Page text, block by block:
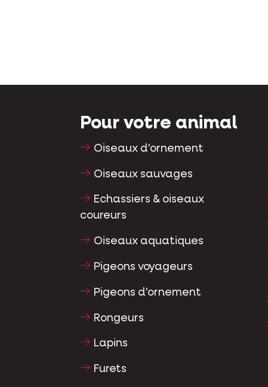
Pour votre animal
Oiseaux d'ornement
Oiseaux sauvages
Echassiers & oiseaux
coureurs
Oiseaux aquatiques
Pigeons voyageurs
Pigeons d'ornement
Rongeurs
Lapins
Furets